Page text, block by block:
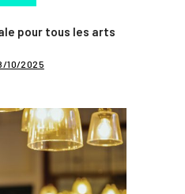
pour tous les arts
10/2025